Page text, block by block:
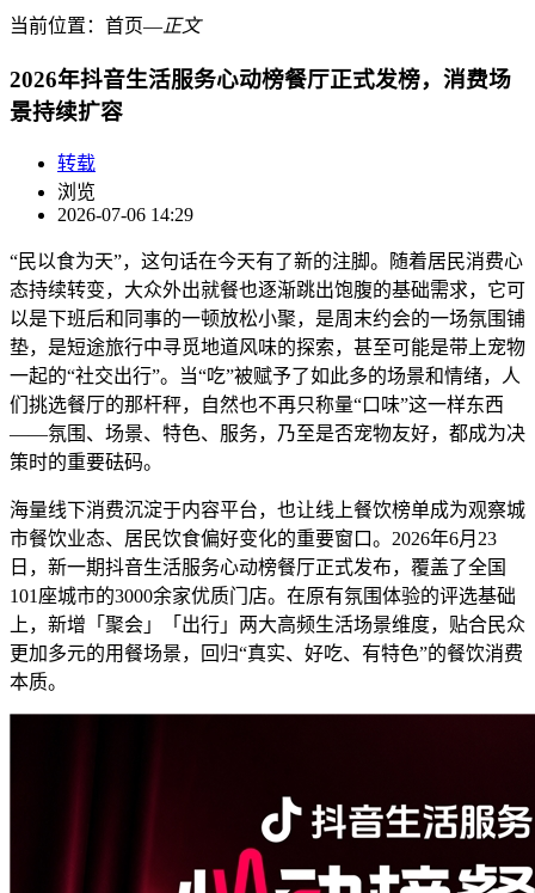
当前位置： 首页―正文
2026年抖音生活服务心动榜餐厅正式发榜，消费场
景持续扩容
转载
浏览
2026-07-06 14:29
“民以食为天”，这句话在今天有了新的注脚。随着居民消费心
态持续转变，大众外出就餐也逐渐跳出饱腹的基础需求，它可
以是下班后和同事的一顿放松小聚，是周末约会的一场氛围铺
垫，是短途旅行中寻觅地道风味的探索，甚至可能是带上宠物
一起的“社交出行”。当“吃”被赋予了如此多的场景和情绪，人
们挑选餐厅的那杆秤，自然也不再只称量“口味”这一样东西
——氛围、场景、特色、服务，乃至是否宠物友好，都成为决
策时的重要砝码。
海量线下消费沉淀于内容平台，也让线上餐饮榜单成为观察城
市餐饮业态、居民饮食偏好变化的重要窗口。2026年6月23
日，新一期抖音生活服务心动榜餐厅正式发布，覆盖了全国
101座城市的3000余家优质门店。在原有氛围体验的评选基础
上，新增「聚会」「出行」两大高频生活场景维度，贴合民众
更加多元的用餐场景，回归“真实、好吃、有特色”的餐饮消费
本质。